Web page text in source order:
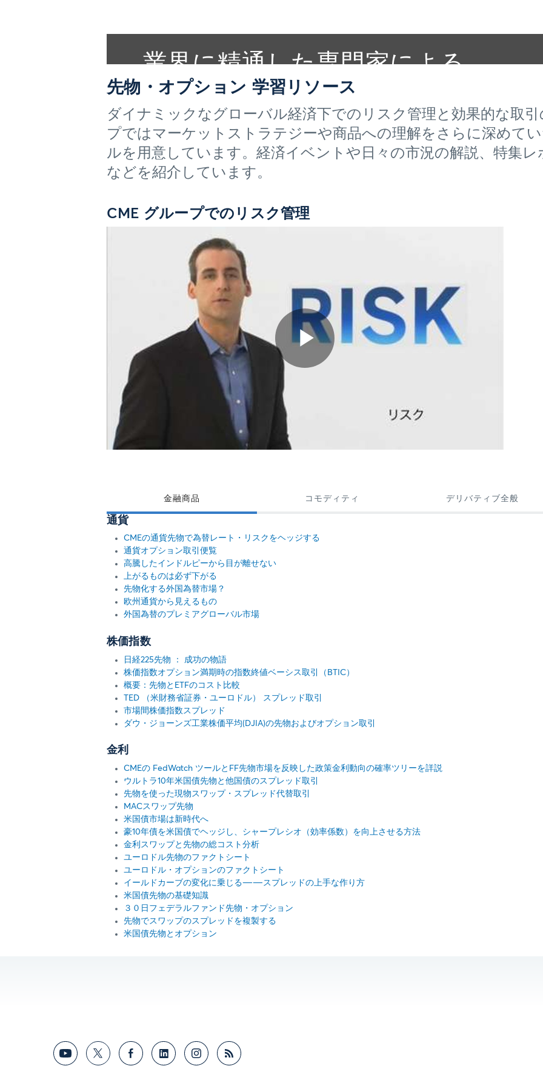
業界に精通した専門家による
先物・オプション取引の洞察
先物・オプション 学習リソース
ダイナミックなグローバル経済下でのリスク管理と効果的な取
プではマーケットストラテジーや商品への理解をさらに深めて
ルを用意しています。経済イベントや日々の市況の解説、特集
などを紹介しています。
CME グループでのリスク管理
Play
金融商品 コモディティ デリバティブ全般
通貨
CMEの通貨先物で為替レート・リスクをヘッジする
通貨オプション取引便覧
高騰したインドルピーから目が離せない
上がるものは必ず下がる
先物化する外国為替市場？
欧州通貨から見えるもの
外国為替のプレミアグローバル市場
株価指数
日経225先物 ： 成功の物語
株価指数オプション満期時の指数終値ベーシス取引（BTIC）
概要：先物とETFのコスト比較
TED （米財務省証券・ユーロドル） スプレッド取引
市場間株価指数スプレッド
ダウ・ジョーンズ工業株価平均(DJIA)の先物およびオプション取引
金利
CMEの FedWatch ツールとFF先物市場を反映した政策金利動向の確率ツリーを詳説
ウルトラ10年米国債先物と他国債のスプレッド取引
先物を使った現物スワップ・スプレッド代替取引
MACスワップ先物
米国債市場は新時代へ
豪10年債を米国債でヘッジし、シャープレシオ（効率係数）を向上させる方法
金利スワップと先物の総コスト分析
ユーロドル先物のファクトシート
ユーロドル・オプションのファクトシート
イールドカーブの変化に乗じる――スプレッドの上手な作り方
米国債先物の基礎知識
３０日フェデラルファンド先物・オプション
先物でスワップのスプレッドを複製する
米国債先物とオプション